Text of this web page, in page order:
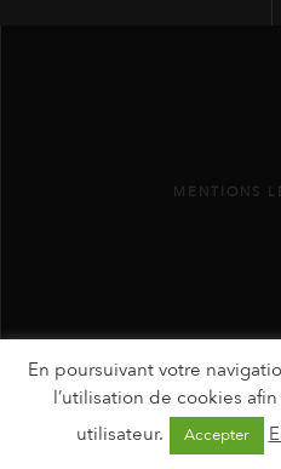
MENTIONS
En poursuivant votre
l’utilisation de cookies
utilisateur.
Accepter